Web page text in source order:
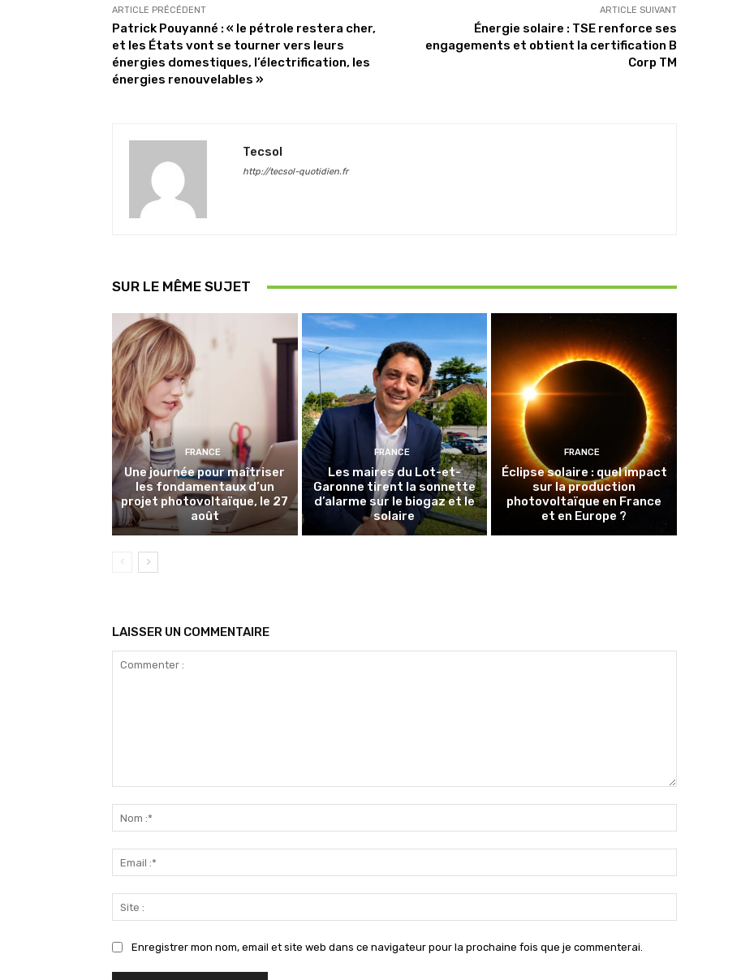
ARTICLE PRÉCÉDENT
Patrick Pouyanné : « le pétrole restera cher,
et les États vont se tourner vers leurs
énergies domestiques, l’électrification, les
énergies renouvelables »
ARTICLE SUIVANT
Énergie solaire : TSE renforce ses
engagements et obtient la certification B
Corp TM
Tecsol
http://tecsol-quotidien.fr
SUR LE MÊME SUJET
FRANCE
Une journée pour maîtriser
les fondamentaux d’un
projet photovoltaïque, le 27
août
FRANCE
Les maires du Lot-et-
Garonne tirent la sonnette
d’alarme sur le biogaz et le
solaire
FRANCE
Éclipse solaire : quel impact
sur la production
photovoltaïque en France
et en Europe ?
LAISSER UN COMMENTAIRE
:*
:*
:
Enregistrer mon nom, email et site web dans ce navigateur pour la prochaine fois que je commenterai.